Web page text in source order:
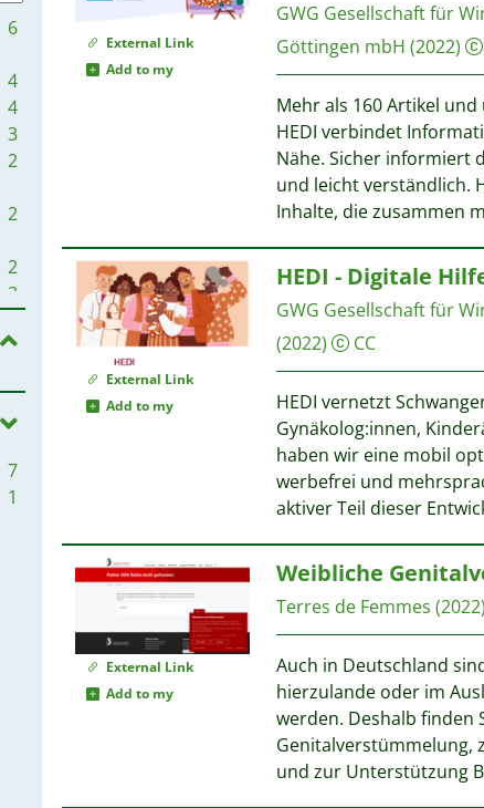
6
4
4
3
2
2
2
2
1
1
7
1
External Link
Add to my
GWG Gesellschaft für
Göttingen mbH (2022)
Mehr als 160 Artikel
HEDI verbindet
Nähe. Sicher informiert
und leicht verständlich.
Inhalte, die zusammen
External Link
Add to my
HEDI - Digitale
GWG Gesellschaft für
(2022)
CC
HEDI vernetzt
Gynäkolog:innen,
haben wir eine mobil
werbefrei und
aktiver Teil dieser
External Link
Add to my
Weibliche
Terres de Femmes (2022)
Auch in Deutschland
hierzulande oder im
werden. Deshalb finden
Genitalverstümmelung,
und zur Unterstützung